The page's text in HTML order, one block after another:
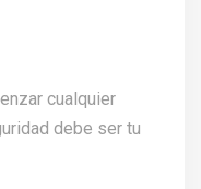
cualquier
debe ser tu